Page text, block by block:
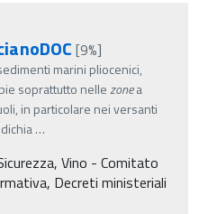
[9%]
marini pliocenici,
soprattutto nellezonea
in particolare nei versanti
…
Vino - Comitato
Decreti ministeriali